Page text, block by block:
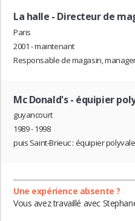
La halle - Directeur de
Paris
2001 - maintenant
Responsable de magasin,
Mc Donald's- équipier
guyancourt
1989 - 1998
puis Saint-Brieuc : équipier
Une expérience absente ?
Vous avez travaillé avec